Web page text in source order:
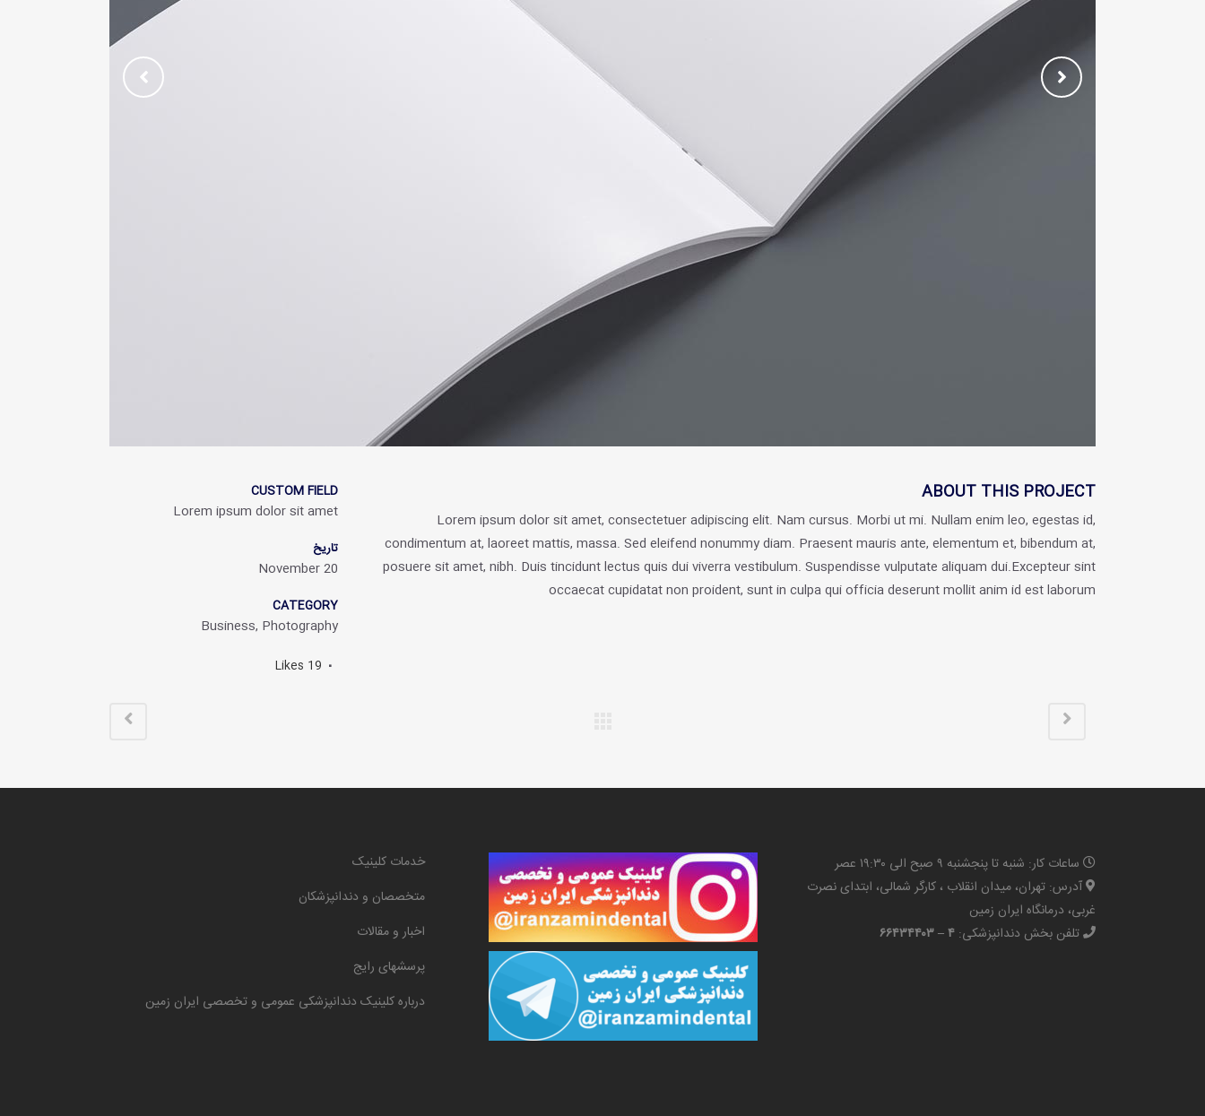
ABOUT THIS PROJECT
Lorem ipsum dolor sit amet, consectetuer adipiscing elit. Nam cursus. Morbi ut mi. Nullam enim leo, egestas id,
condimentum at, laoreet mattis, massa. Sed eleifend nonummy diam. Praesent mauris ante, elementum et, bibendum at,
posuere sit amet, nibh. Duis tincidunt lectus quis dui viverra vestibulum. Suspendisse vulputate aliquam dui.Excepteur sint
occaecat cupidatat non proident, sunt in culpa qui officia deserunt mollit anim id est laborum
CUSTOM FIELD
Lorem ipsum dolor sit amet
تاریخ
20 November
CATEGORY
Business, Photography
19
ساعات کار: شنبه تا پنجشنبه ۹ صبح الی ۱۹:۳۰ عصر
آدرس: تهران، میدان انقلاب ، کارگر شمالی، ابتدای نصرت
غربی، درمانگاه ایران زمین
تلفن بخش دندانپزشکی: ۴ – ۶۶۴۳۴۴۰۳
خدمات کلینیک
متخصصان و دندانپزشکان
اخبار و مقالات
پرسشهای رایج
درباره کلینیک دندانپزشکی عمومی و تخصصی ایران زمین